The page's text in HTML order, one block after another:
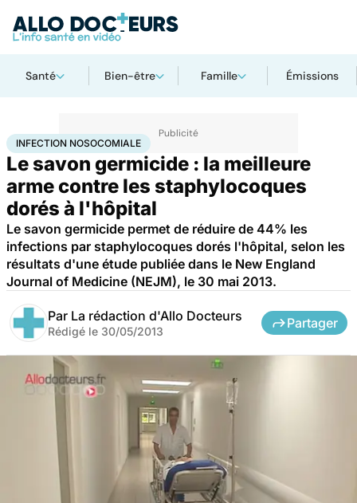
Santé Bien-être Famille Émissions
AccueilSantéInfection nosocomiale
INFECTION NOSOCOMIALE
Le savon germicide : la meilleure
arme contre les staphylocoques
dorés à l'hôpital
Le savon germicide permet de réduire de 44% les
infections par staphylocoques dorés l'hôpital, selon les
résultats d'une étude publiée dans le New England
Journal of Medicine (NEJM), le 30 mai 2013.
Par La rédaction d'Allo Docteurs
Rédigé le 30/05/2013
Partager